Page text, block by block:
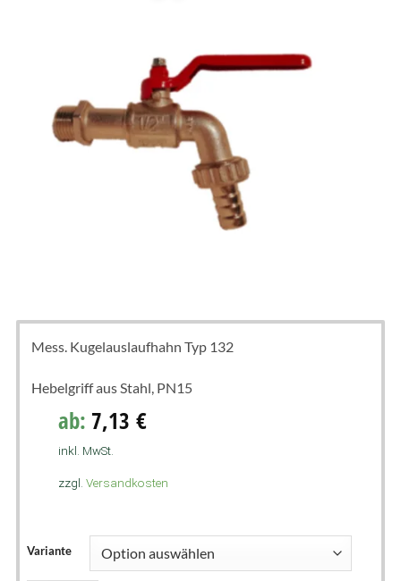
Mess. Kugelauslaufhahn Typ 132
Hebelgriff aus Stahl, PN15
ab: 7,13 €
inkl. MwSt.
zzgl. Versandkosten
Variante